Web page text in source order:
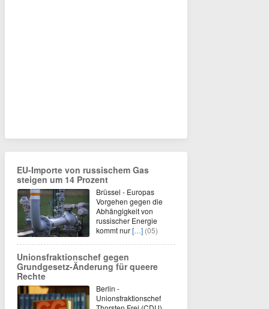
EU-Importe von russischem Gas
steigen um 14 Prozent
Brüssel - Europas
Vorgehen gegen die
Abhängigkeit von
russischer Energie
kommt nur[…] (05)
Unionsfraktionschef gegen
Grundgesetz-Änderung für queere
Rechte
Berlin -
Unionsfraktionschef